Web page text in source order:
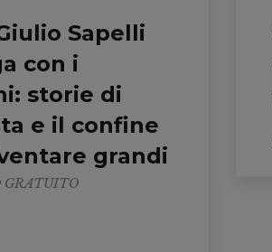
Sapelli
con i
storie di
e il confine
grandi
GRATUITO